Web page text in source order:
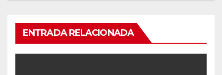
ENTRADA RELACIONADA